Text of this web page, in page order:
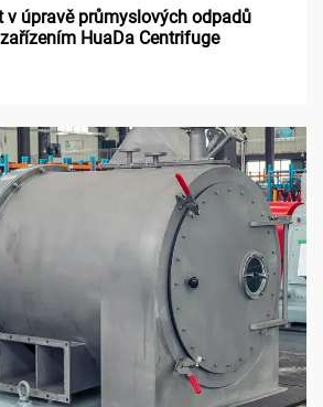
v úpravě průmyslových odpadů
HuaDa Centrifuge